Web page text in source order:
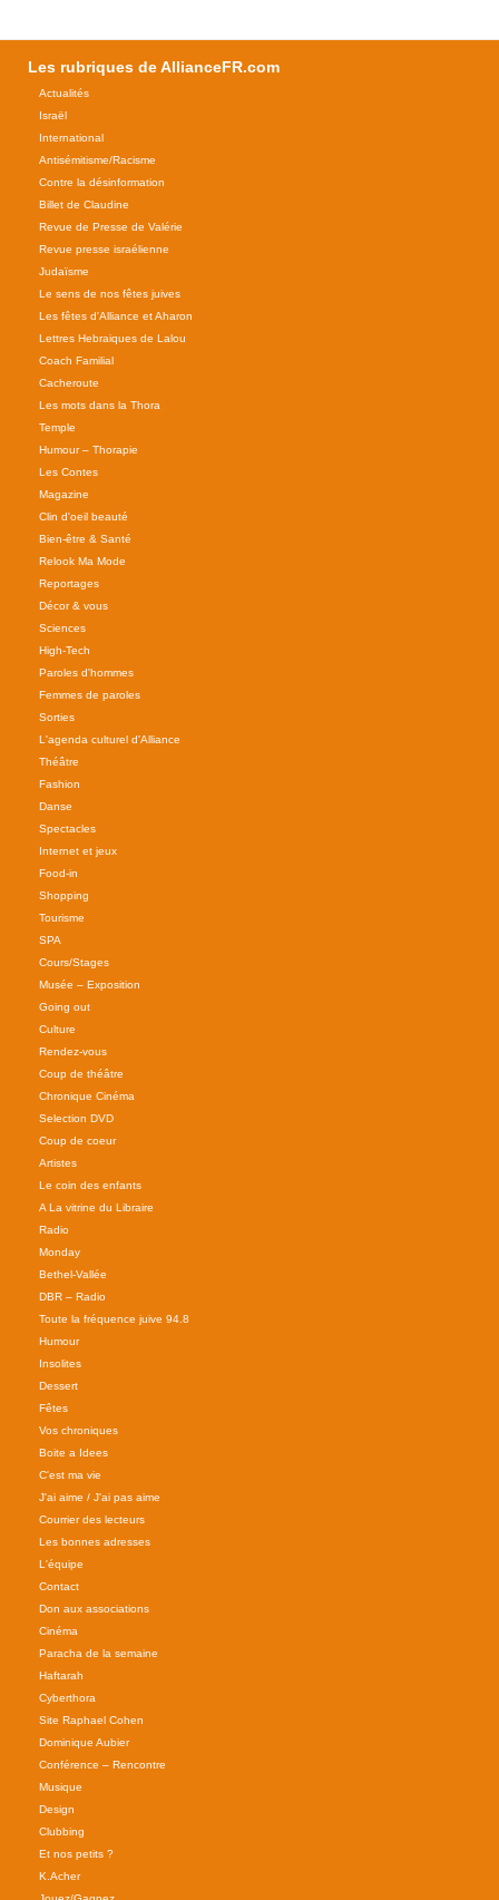
Les rubriques de AllianceFR.com
Actualités
Israël
International
Antisémitisme/Racisme
Contre la désinformation
Billet de Claudine
Revue de Presse de Valérie
Revue presse israélienne
Judaïsme
Le sens de nos fêtes juives
Les fêtes d'Alliance et Aharon
Lettres Hebraiques de Lalou
Coach Familial
Cacheroute
Les mots dans la Thora
Temple
Humour – Thorapie
Les Contes
Magazine
Clin d'oeil beauté
Bien-être & Santé
Relook Ma Mode
Reportages
Décor & vous
Sciences
High-Tech
Paroles d'hommes
Femmes de paroles
Sorties
L'agenda culturel d'Alliance
Théâtre
Fashion
Danse
Spectacles
Internet et jeux
Food-in
Shopping
Tourisme
SPA
Cours/Stages
Musée – Exposition
Going out
Culture
Rendez-vous
Coup de théâtre
Chronique Cinéma
Selection DVD
Coup de coeur
Artistes
Le coin des enfants
A La vitrine du Libraire
Radio
Monday
Bethel-Vallée
DBR – Radio
Toute la fréquence juive 94.8
Humour
Insolites
Dessert
Fêtes
Vos chroniques
Boite a Idees
C'est ma vie
J'ai aime / J'ai pas aime
Courrier des lecteurs
Les bonnes adresses
L'équipe
Contact
Don aux associations
Cinéma
Paracha de la semaine
Haftarah
Cyberthora
Site Raphael Cohen
Dominique Aubier
Conférence – Rencontre
Musique
Design
Clubbing
Et nos petits ?
K.Acher